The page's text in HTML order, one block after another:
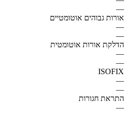
—
אורות גבוהים אוטומטיים
—
—
הדלקת אורות אוטומטית
—
—
ISOFIX
—
—
התראת חגורות
—